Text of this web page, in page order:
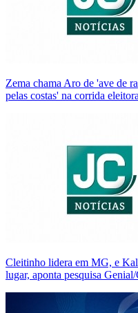
Zema chama Aro de 'ave de
pelas costas' na corrida
Cleitinho lidera em MG, e
lugar, aponta pesquisa Genial/